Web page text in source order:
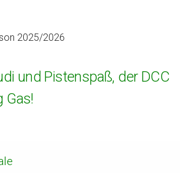
2025/2026
und Pistenspaß, der DCC
Gas!